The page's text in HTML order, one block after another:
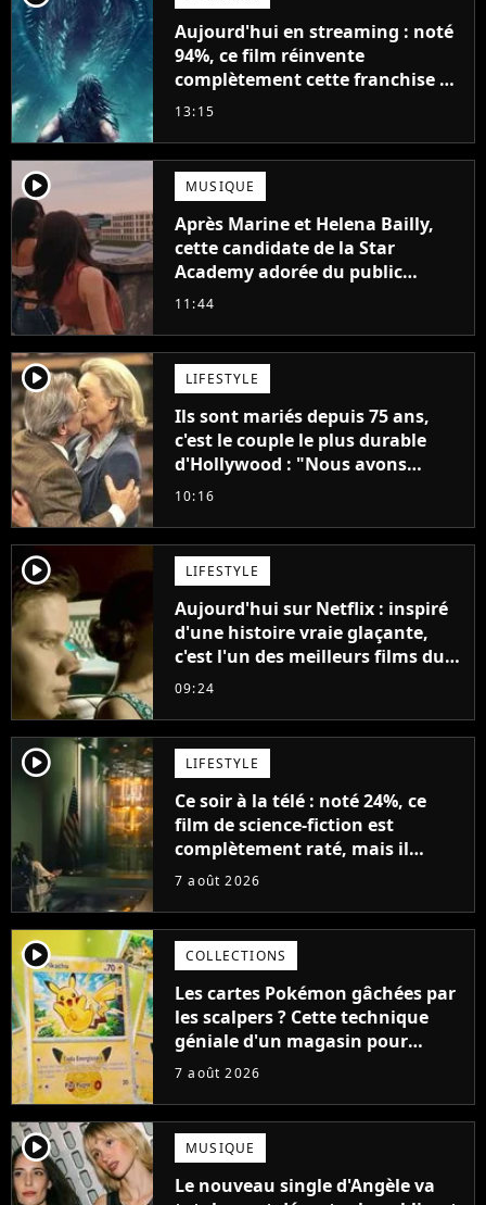
Aujourd'hui en streaming : noté
94%, ce film réinvente
complètement cette franchise de
science-fiction vieille de 40 ans
13:15
player2 MUSIQUE
Après Marine et Helena Bailly,
cette candidate de la Star
Academy adorée du public
annonce son premier album,
11:44
player2 LIFESTYLE
Ils sont mariés depuis 75 ans,
c'est le couple le plus durable
d'Hollywood : "Nous avons
avancé jour après jour, et les
décennies"
10:16
player2 LIFESTYLE
Aujourd'hui sur Netflix : inspiré
d'une histoire vraie glaçante,
c'est l'un des meilleurs films du
21ème siècle
09:24
player2 LIFESTYLE
Ce soir à la télé : noté 24%, ce
film de science-fiction est
complètement raté, mais il
aurait pu être encore pire à
7 août 2026
player2 COLLECTIONS
Les cartes Pokémon gâchées par
les scalpers ? Cette technique
géniale d'un magasin pour
ruiner les revendeurs
7 août 2026
player2 MUSIQUE
Le nouveau single d'Angèle va